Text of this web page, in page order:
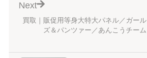
買取｜販促用等身大特大パネル／ガール
ズ＆パンツァー／あんこうチーム
Next